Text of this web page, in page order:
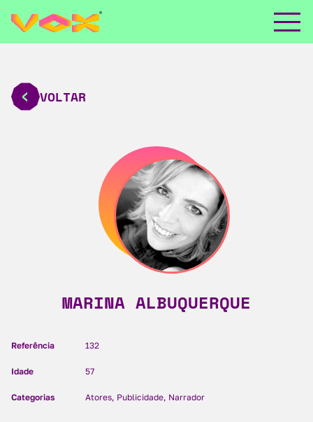
VOLTAR
MARINA ALBUQUERQUE
Referência 132
Idade 57
Categorias Atores, Publicidade, Narrador